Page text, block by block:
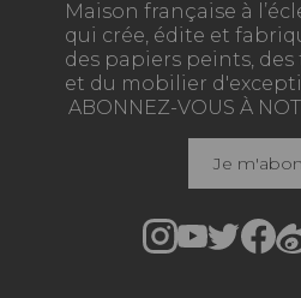
Maison française à
qui crée, édite et
des papiers peints,
et du mobilier
ABONNEZ-VOUS À
Je